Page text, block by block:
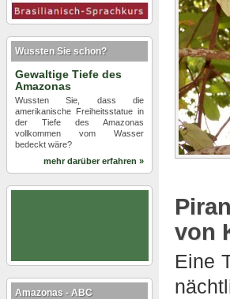
von
Eine
Wussten Sie schon?
Gewaltige Tiefe des
Amazonas
Wussten Sie, dass die
amerikanische Freiheitsstatue in
der Tiefe des Amazonas
vollkommen vom Wasser
bedeckt wäre?
mehr darüber erfahren »
Amazonas - ABC